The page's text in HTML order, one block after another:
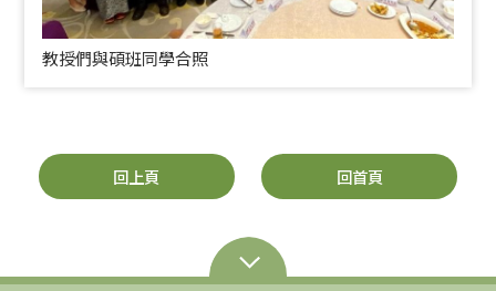
教授們與碩班同學合照
回上頁 回首頁